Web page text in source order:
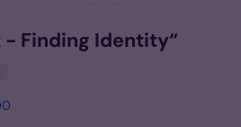
- Finding Identity“